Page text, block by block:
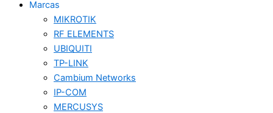
Marcas
MIKROTIK
RF ELEMENTS
UBIQUITI
TP-LINK
Cambium Networks
IP-COM
MERCUSYS